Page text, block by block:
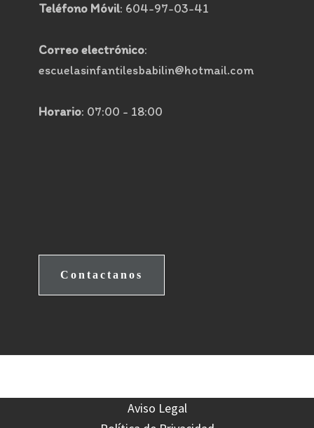
Teléfono Móvil: 604-97-03-41
Correo electrónico:
escuelasinfantilesbabilin@hotmail.com
Horario: 07:00 - 18:00
Contactanos
Aviso Legal